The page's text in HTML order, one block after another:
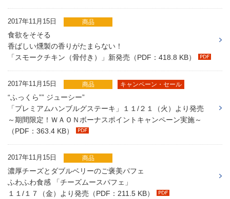
2017年11月15日 商品
食欲をそそる
香ばしい燻製の香りがたまらない！
「スモークチキン（骨付き）」新発売（PDF：418.8 KB）
2017年11月15日 商品 キャンペーン・セール
“ふっくら”” ジューシー”
「プレミアムハンブルグステーキ」１１/２１（火）より発売
～期間限定！ＷＡＯＮボーナスポイントキャンペーン実施～
（PDF：363.4 KB）
2017年11月15日 商品
濃厚チーズとダブルベリーのご褒美パフェ
ふわふわ食感 「チーズムースパフェ」
１１/１７（金）より発売（PDF：211.5 KB）